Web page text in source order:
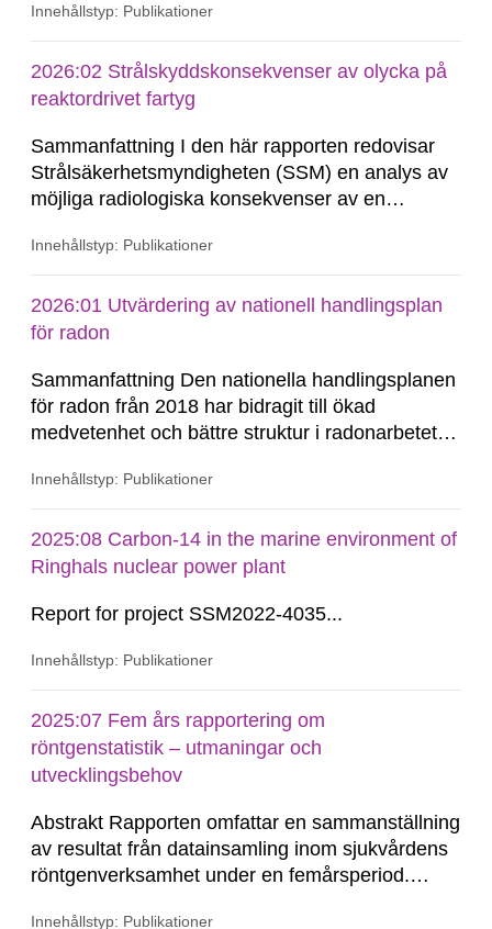
hälsorisker vid exponering för elektromagnetiska
möjliga hälsorisker. Rådet ger vägledning när
myndigheten behöver yttra sig...
Innehållstyp: Publikationer
2026:02 Strålskyddskonsekvenser av olycka på
reaktordrivet fartyg
Sammanfattning I den här rapporten redovisar
Strålsäkerhetsmyndigheten (SSM) en analys av
möjliga radiologiska konsekvenser av en
en plats i Sverige som är okänd på förhand.
radioaktiva ämnen (källterm) och en statistisk
utvärdering...
Innehållstyp: Publikationer
2026:01 Utvärdering av nationell handlingsplan
för radon
Sammanfattning Den nationella handlingsplanen
för radon från 2018 har bidragit till ökad
medvetenhet och bättre struktur i radonarbetet,
informationskampanjer bör genomföras för att
radonmätningar, särskilt i småhus och på
arbetsplatser. Radon...
Innehållstyp: Publikationer
2025:08 Carbon-14 in the marine environment of
Ringhals nuclear power plant
Report for project SSM2022-4035...
Innehållstyp: Publikationer
2025:07 Fem års rapportering om
röntgenstatistik – utmaningar och
utvecklingsbehov
Abstrakt Rapporten omfattar en sammanställning
av resultat från datainsamling inom sjukvårdens
röntgenverksamhet under en femårsperiod.
Innehållstyp: Publikationer